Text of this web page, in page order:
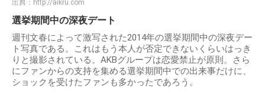
出典： http://aikru.com
選挙期間中の深夜デート
週刊文春によって激写された2014年の選挙期間中の深夜デー
ト写真である。これはもう本人が否定できないくらいはっき
りと撮影されている。AKBグループは恋愛禁止が原則。さら
にファンからの支持を集める選挙期間中での出来事だけに、
ショックを受けたファンも多かったであろう。